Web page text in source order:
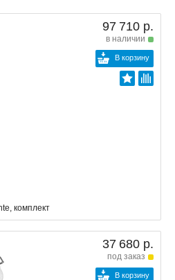
97 710 р.
в наличии
В корзину
комплект
37 680 р.
под заказ
В корзину